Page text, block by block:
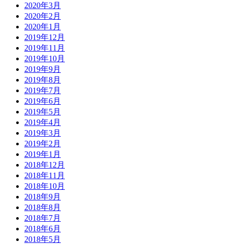
2020年3月
2020年2月
2020年1月
2019年12月
2019年11月
2019年10月
2019年9月
2019年8月
2019年7月
2019年6月
2019年5月
2019年4月
2019年3月
2019年2月
2019年1月
2018年12月
2018年11月
2018年10月
2018年9月
2018年8月
2018年7月
2018年6月
2018年5月